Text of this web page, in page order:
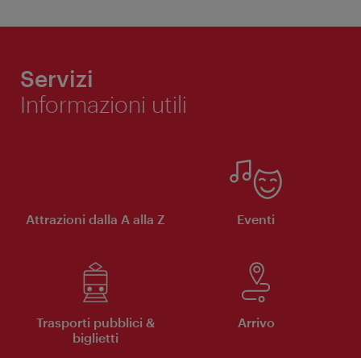
Servizi
Informazioni utili
Attrazioni dalla A alla Z Eventi
Trasporti pubblici &
biglietti
Arrivo